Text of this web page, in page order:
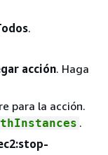
.
acción. Haga
para la acción.
.